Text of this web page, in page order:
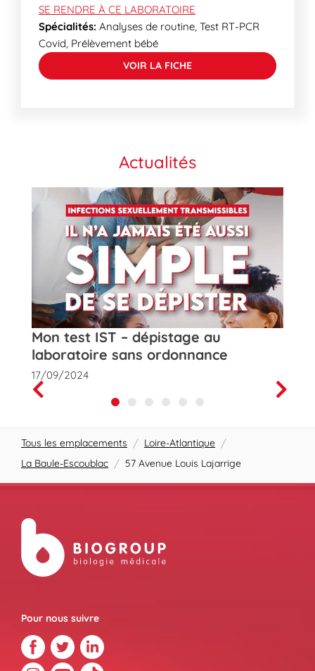
SE RENDRE À CE LABORATOIRE
Spécialités: Analyses de routine, Test RT-PCR
Covid, Prélèvement bébé
VOIR LA FICHE
Actualités
Mon test IST – dépistage au
laboratoire sans ordonnance
17/09/2024
Prev
Next
Tous les emplacements / Loire-Atlantique /
La Baule-Escoublac / 57 Avenue Louis Lajarrige
Pour nous suivre